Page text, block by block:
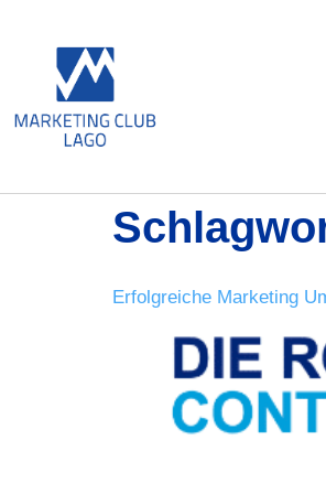
Erfolgreiche Marketing